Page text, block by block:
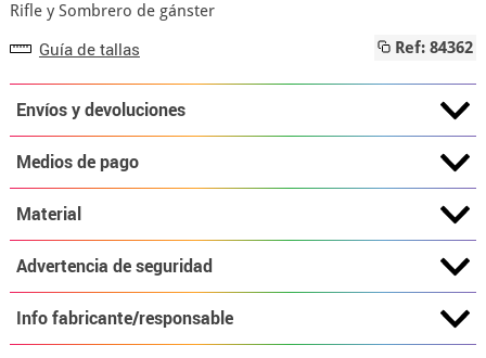
Rifle y Sombrero de gánster
Guía de tallas Ref: 84362
Envíos y devoluciones
Medios de pago
Material
Advertencia de seguridad
Info fabricante/responsable